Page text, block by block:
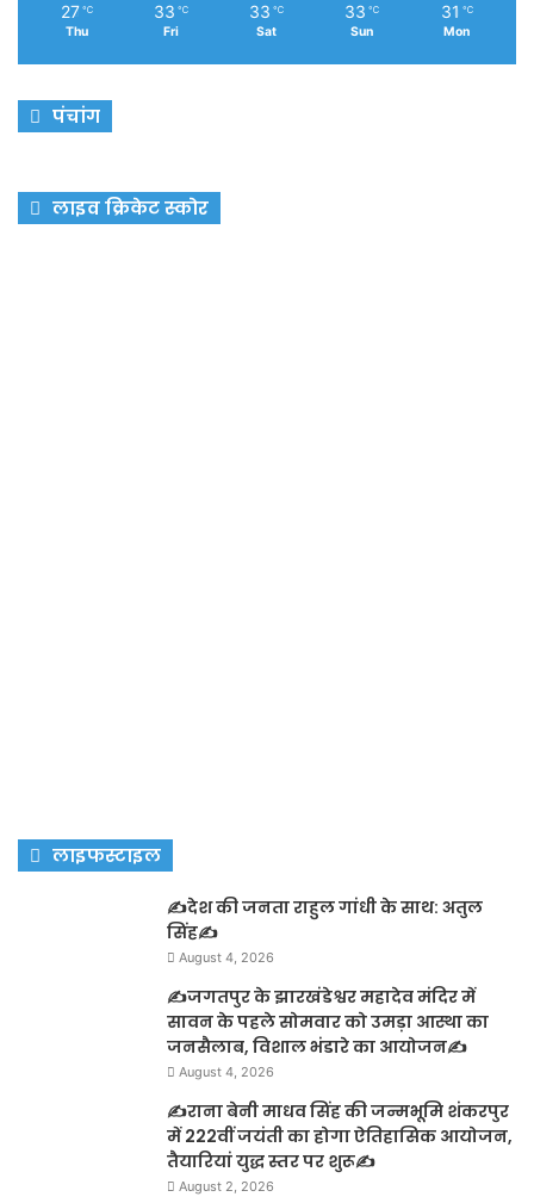
27 ℃
Thu
33 ℃
Fri
33 ℃
Sat
33 ℃
Sun
31 ℃
Mon
पंचांग
लाइव क्रिकेट स्कोर
लाइफस्टाइल
✍️देश की जनता राहुल गांधी के साथ: अतुल
सिंह✍️
August 4, 2026
✍️जगतपुर के झारखंडेश्वर महादेव मंदिर में
सावन के पहले सोमवार को उमड़ा आस्था का
जनसैलाब, विशाल भंडारे का आयोजन✍️
August 4, 2026
✍️राना बेनी माधव सिंह की जन्मभूमि शंकरपुर
में 222वीं जयंती का होगा ऐतिहासिक आयोजन,
तैयारियां युद्ध स्तर पर शुरू✍️
August 2, 2026